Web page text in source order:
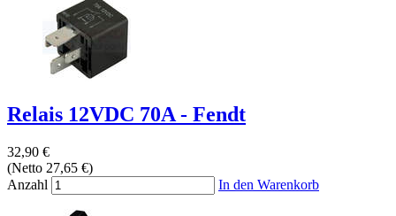
Relais 12VDC 70A - Fendt
32,90 €
(Netto 27,65 €)
Anzahl
In den Warenkorb